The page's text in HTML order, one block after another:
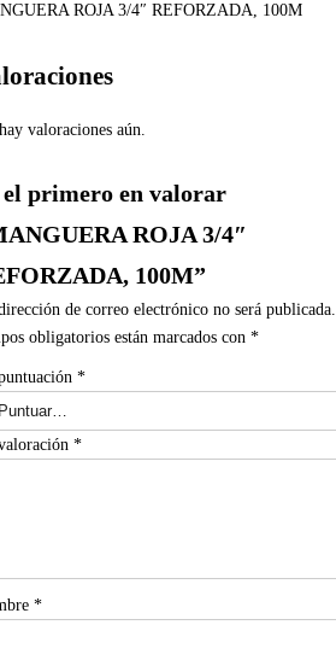
ROJA 3/4″ REFORZADA, 100M
valoraciones aún.
el primero en valorar
ROJA 3/4″
100M”
de correo electrónico no será publicada.
obligatorios están marcados con *
*
*
*